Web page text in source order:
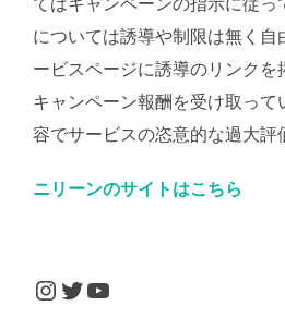
てはキャンペーンの指示に従っ
については誘導や制限は無く自
ービスページに誘導のリンクを
キャンペーン報酬を受け取って
容でサービスの恣意的な過大評
ニリーンのサイトはこちら
Instagram
Twitter
YouTube